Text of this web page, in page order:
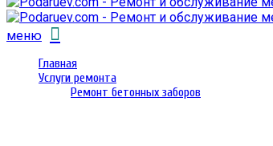
меню
Главная
Услуги ремонта
Ремонт бетонных заборов